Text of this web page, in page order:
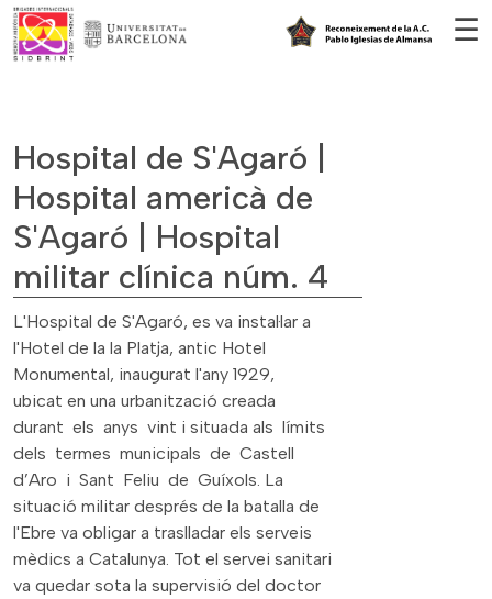
☰
Hospital de S'Agaró |
Hospital americà de
S'Agaró | Hospital
militar clínica núm. 4
L'Hospital de S'Agaró, es va instal·lar a
l'Hotel de la la Platja, antic Hotel
Monumental, inaugurat l'any 1929,
ubicat en una urbanització creada
durant els anys vint i situada als límits
dels termes municipals de Castell
d’Aro i Sant Feliu de Guíxols. La
situació militar després de la batalla de
l'Ebre va obligar a traslladar els serveis
mèdics a Catalunya. Tot el servei sanitari
va quedar sota la supervisió del doctor